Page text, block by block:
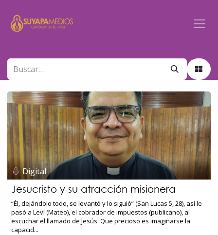
Digital
Jesucristo y su atracción misionera
“Él, dejándolo todo, se levantó y lo siguió” (San Lucas 5, 28), así le
pasó a Leví (Mateo), el cobrador de impuestos (publicano), al
escuchar el llamado de Jesús. Que precioso es imaginarse la
capacid...